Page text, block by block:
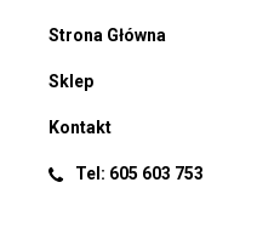
Strona Główna
Sklep
Kontakt
Tel: 605 603 753